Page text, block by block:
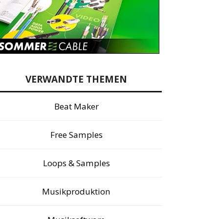
VERWANDTE THEMEN
Beat Maker
Free Samples
Loops & Samples
Musikproduktion